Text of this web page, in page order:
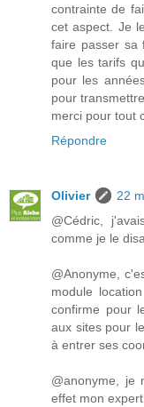
contrainte de
cet aspect. Je
faire passer sa
que les tarifs
pour les
pour
merci pour tout
Répondre
Olivier
22
@Cédric,
comme je le
@Anonyme,
module
confirme pour
aux sites pour
à entrer ses
@anonyme, je
effet mon